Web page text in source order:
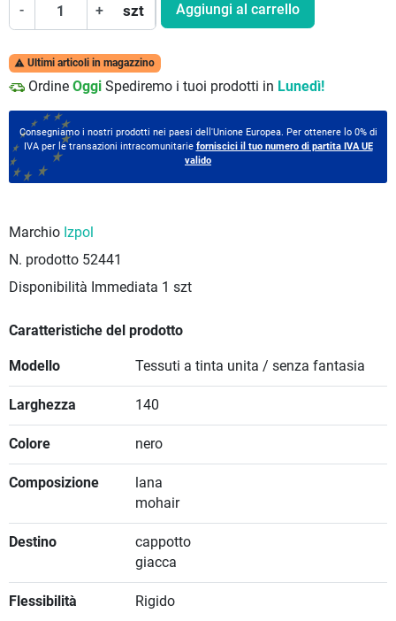
- + szt Aggiungi al carrello
 Ultimi articoli in magazzino
Ordine Oggi Spediremo i tuoi prodotti in Lunedì!
Consegniamo i nostri prodotti nei paesi dell'Unione Europea. Per ottenere lo 0% di
IVA per le transazioni intracomunitarie forniscici il tuo numero di partita IVA UE
valido
Marchio Izpol
N. prodotto 52441
Disponibilità Immediata 1 szt
Caratteristiche del prodotto
Modello Tessuti a tinta unita / senza fantasia
Larghezza 140
Colore nero
Composizione
lana
mohair
Destino
cappotto
giacca
Flessibilità Rigido